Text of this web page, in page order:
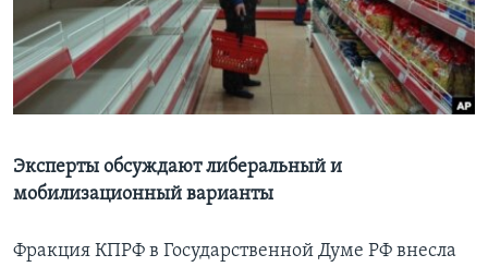
Learning English
СОЦИАЛЬНЫЕ СЕТИ
Языки
Эксперты обсуждают либеральный и
мобилизационный варианты
Фракция КПРФ в Государственной Думе РФ внесла